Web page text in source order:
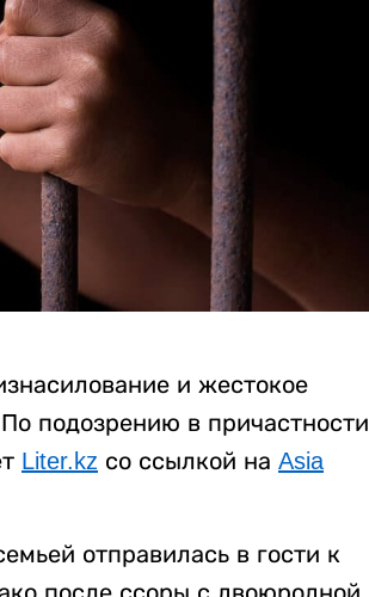
и жестокое
подозрению в причастности
Liter.kz со ссылкой на Asia
отправилась в гости к